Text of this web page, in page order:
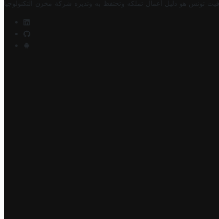
تونس هو دليل أعمال تملكه وتحتفظ به وتديره شركة مخزن التكنولوجيا